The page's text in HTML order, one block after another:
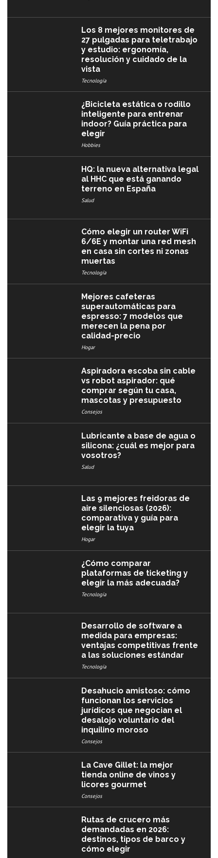
Los 8 mejores monitores de
27 pulgadas para teletrabajo
y estudio: ergonomía,
resolución y cuidado de la
vista
Tecnología
¿Bicicleta estática o rodillo
inteligente para entrenar
indoor? Guía práctica para
elegir
Hobbies
HQ: la nueva alternativa legal
al HHC que está ganando
terreno en España
Salud
Cómo elegir un router WiFi
6/6E y montar una red mesh
en casa sin cortes ni zonas
muertas
Tecnología
Mejores cafeteras
superautomáticas para
espresso: 7 modelos que
merecen la pena por
calidad-precio
Hogar
Aspiradora escoba sin cable
vs robot aspirador: qué
comprar según tu casa,
mascotas y presupuesto
Consejos
Lubricante a base de agua o
silicona: ¿cuál es mejor para
vosotros?
Salud
Las 9 mejores freidoras de
aire silenciosas (2026):
comparativa y guía para
elegir la tuya
Hogar
¿Cómo comparar
plataformas de ticketing y
elegir la más adecuada?
Tecnología
Desarrollo de software a
medida para empresas:
ventajas competitivas frente
a las soluciones estándar
Tecnología
Desahucio amistoso: cómo
funcionan los servicios
jurídicos que negocian el
desalojo voluntario del
inquilino moroso
Consejos
La Cave Gillet: la mejor
tienda online de vinos y
licores gourmet
Consejos
Rutas de crucero más
demandadas en 2026:
destinos, tipos de barco y
cómo elegir